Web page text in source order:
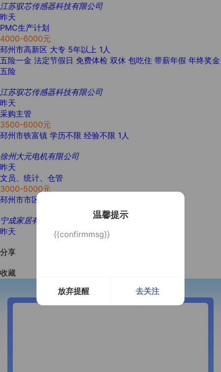
江苏驭芯传感器科技有限公司
昨天
PMC生产计划
4000-6000元
邳州市高新区 大专 5年以上 1人
五险一金 法定节假日 免费体检 双休 包吃住 带薪年假 年终奖金
五险
江苏驭芯传感器科技有限公司
昨天
采购主管
3500-6000元
邳州市铁富镇 学历不限 经验不限 1人
徐州大元电机有限公司
昨天
文员、统计、仓管
3000-5000元
邳州市市区
宁成家居有限公司
昨天
分享
收藏
温馨提示
{{confirmmsg}}
放弃提醒 去关注